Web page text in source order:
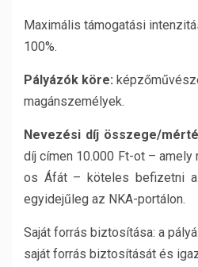
Maximális támogatási
100%.
Pályázók köre:
magánszemélyek.
Nevezési díj összege/
díj címen 10.000 Ft-ot – amely
os Áfát – köteles befizetni a
egyidejűleg az NKA-portálon.
Saját forrás biztosítása: a
saját forrás biztosítását és